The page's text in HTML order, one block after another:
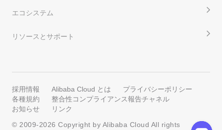
エコシステム
リソースとサポート
採用情報 Alibaba Cloud とは
プライバシーポリシー
各種規約
整合性コンプライアンス報告チャネル
お知らせ
リンク
© 2009-2026 Copyright by Alibaba Cloud All rights